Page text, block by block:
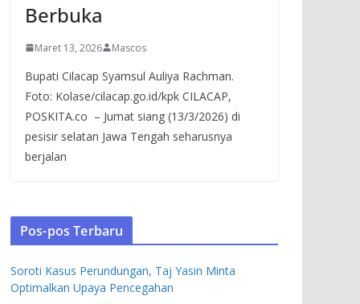
Berbuka
Maret 13, 2026 Mascos
Bupati Cilacap Syamsul Auliya Rachman.
Foto: Kolase/cilacap.go.id/kpk CILACAP,
POSKITA.co – Jumat siang (13/3/2026) di
pesisir selatan Jawa Tengah seharusnya
berjalan
Pos-pos Terbaru
Soroti Kasus Perundungan, Taj Yasin Minta
Optimalkan Upaya Pencegahan